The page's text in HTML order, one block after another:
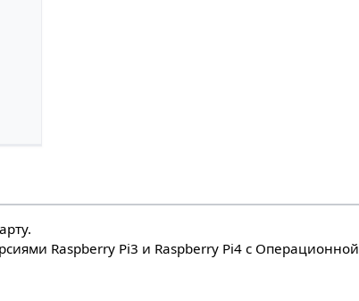
Raspberry Pi3 и Raspberry Pi4 с Операционной